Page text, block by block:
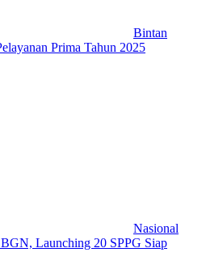
Bintan
Prima Tahun 2025
Nasional
Launching 20 SPPG Siap